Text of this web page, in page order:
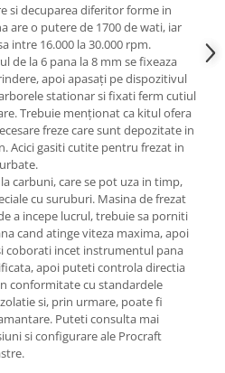
si decuparea diferitor forme in
are o putere de 1700 de wati, iar
intre 16.000 la 30.000 rpm.
de la 6 pana la 8 mm se fixeaza
apoi apasați pe dispozitivul
stationar si fixati ferm cutiul
Trebuie menționat ca kitul ofera
freze care sunt depozitate in
Acici gasiti cutite pentru frezat in
carbuni, care se pot uza in timp,
cu suruburi. Masina de frezat
a incepe lucrul, trebuie sa porniti
cand atinge viteza maxima, apoi
coborati incet instrumentul pana
apoi puteti controla directia
conformitate cu standardele
si, prin urmare, poate fi
Puteti consulta mai
si configurare ale Procraft